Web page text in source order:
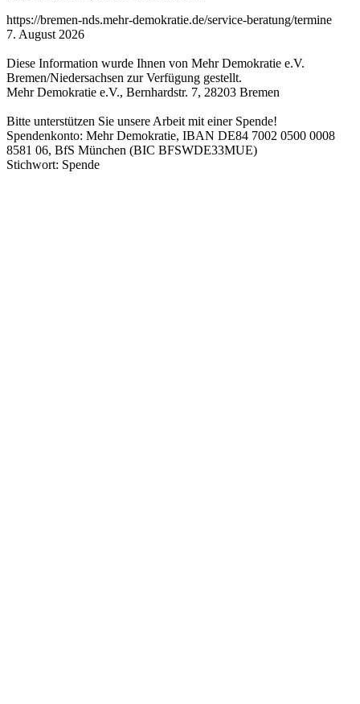
https://bremen-nds.mehr-demokratie.de/service-beratung/termine
7. August 2026
Diese Information wurde Ihnen von Mehr Demokratie e.V.
Bremen/Niedersachsen zur Verfügung gestellt.
Mehr Demokratie e.V., Bernhardstr. 7, 28203 Bremen
Bitte unterstützen Sie unsere Arbeit mit einer Spende!
Spendenkonto: Mehr Demokratie, IBAN DE84 7002 0500 0008
8581 06, BfS München (BIC BFSWDE33MUE)
Stichwort: Spende